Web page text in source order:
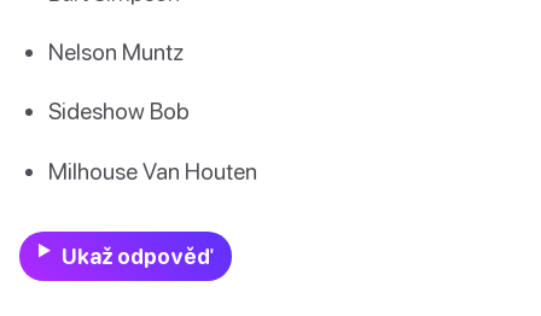
Nelson Muntz
Sideshow Bob
Milhouse Van Houten
Ukaž odpověď